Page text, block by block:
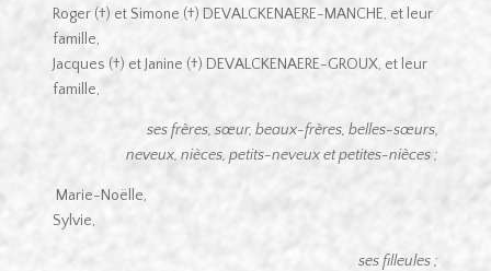
Roger (†) et Simone (†) DEVALCKENAERE-MANCHE, et leur
famille,
Jacques (†) et Janine (†) DEVALCKENAERE-GROUX, et leur
famille,
ses frères, sœur, beaux-frères, belles-sœurs,
neveux, nièces, petits-neveux et petites-nièces ;
Marie-Noëlle,
Sylvie,
ses filleules ;